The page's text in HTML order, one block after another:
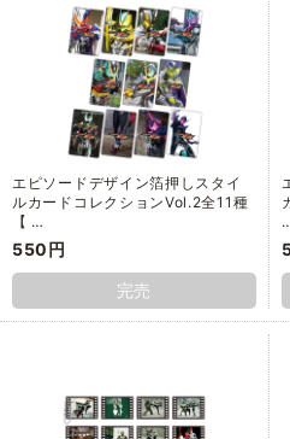
エピソードデザイン箔押しスタイ
ルカードコレクションVol.2全11種
【 …
550円
完売